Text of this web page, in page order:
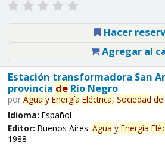
Hacer
Agregar al
Estación transformadora San
provincia deRío Negro
por Agua y Energía Eléctrica, Sociedad del
Idioma: Español
Editor: Buenos Aires: Agua y Energía
1988